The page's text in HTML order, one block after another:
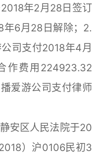
年2月28日签订
年6月28日解除；2.
司支付2018年4月
作费用224923.32
爱游公司支付律师
区人民法院于20
）沪0106民初3